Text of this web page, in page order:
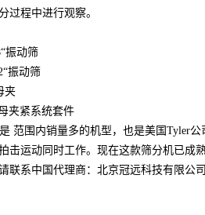
过程中进行观察。
动筛
振动筛
夹紧系统套件
范围内销量多的机型，也是美国Tyler
击运动同时工作。现在这款筛分机已成
联系中国代理商：北京冠远科技有限公